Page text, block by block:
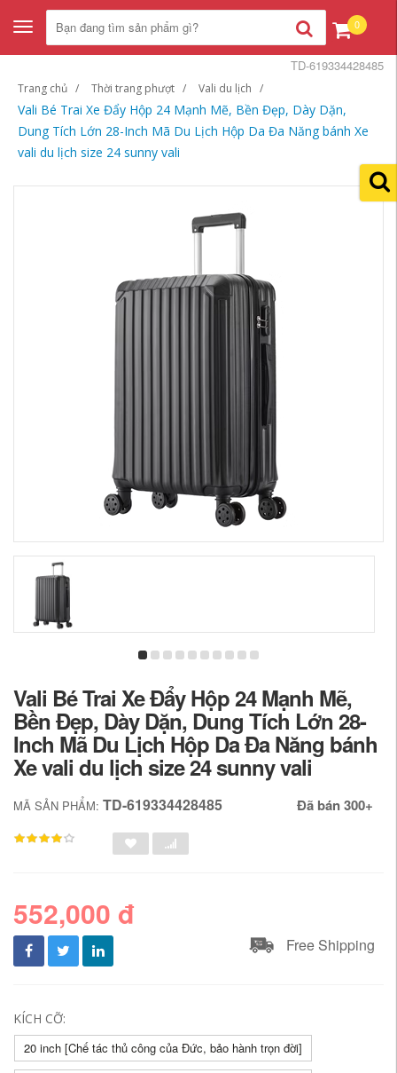
Toggle
navigation
0
Trang chủ Thời trang phượt Vali du lịch
Vali Bé Trai Xe Đẩy Hộp 24 Mạnh Mẽ, Bền Đẹp, Dày Dặn,
Dung Tích Lớn 28-Inch Mã Du Lịch Hộp Da Đa Năng bánh Xe
vali du lịch size 24 sunny vali
TD-619334428485
Vali Bé Trai Xe Đẩy Hộp 24 Mạnh Mẽ,
Bền Đẹp, Dày Dặn, Dung Tích Lớn 28-
Inch Mã Du Lịch Hộp Da Đa Năng bánh
Xe vali du lịch size 24 sunny vali
MÃ SẢN PHẨM: TD-619334428485 Đã bán 300+
552,000 đ
Free Shipping
KÍCH CỠ:
20 inch [Chế tác thủ công của Đức, bảo hành trọn đời]